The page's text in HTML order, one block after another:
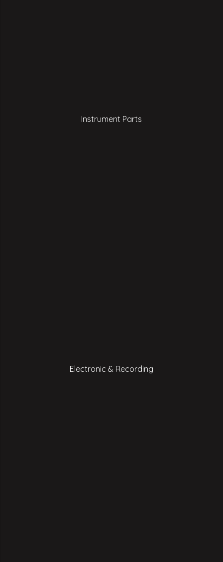
Instrument Parts
Electronic & Recording